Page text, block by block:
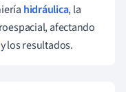
hidráulica, la
afectando
los resultados.